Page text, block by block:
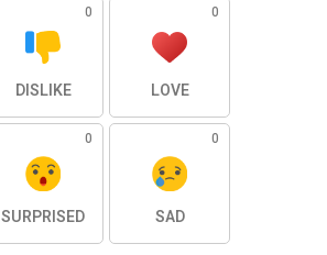
0
DISLIKE
0
LOVE
0
SURPRISED
0
SAD